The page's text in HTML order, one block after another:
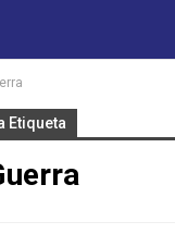
Etiqueta